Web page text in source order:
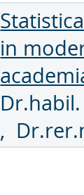
in
,